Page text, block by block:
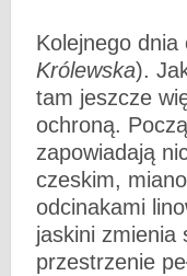
Kolejnego
Królewska).
tam jeszcze
ochroną.
zapowiadają
czeskim,
odcinakami
jaskini zmienia
przestrzenie